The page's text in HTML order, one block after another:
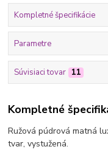
Kompletné špecifikácie
Parametre
Súvisiaci tovar 11
Kompletné
Ružová púdrová matná
tvar, vystužená.